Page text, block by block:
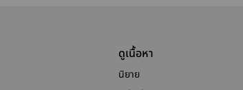
ดูเนื้อหา
นิยาย